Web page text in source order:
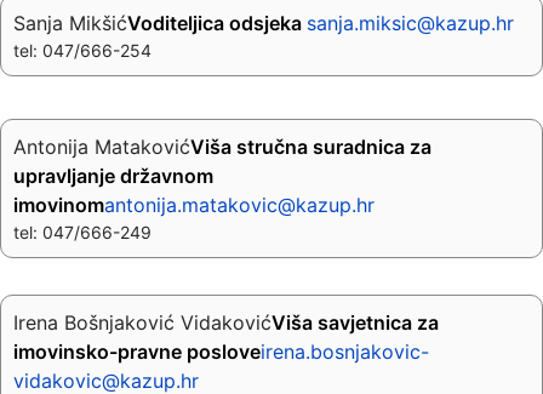
Sanja MikšićVoditeljica odsjeka sanja.miksic@kazup.hr
tel: 047/666-254
Antonija MatakovićViša stručna suradnica za
upravljanje državnom
imovinomantonija.matakovic@kazup.hr
tel: 047/666-249
Irena Bošnjaković VidakovićViša savjetnica za
imovinsko-pravne posloveirena.bosnjakovic-
vidakovic@kazup.hr